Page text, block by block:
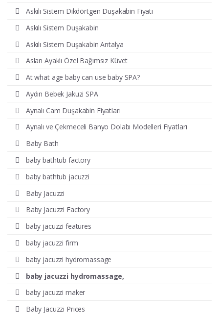
Askılı Sistem Dikdörtgen Duşakabin Fiyatı
Askılı Sistem Duşakabin
Askılı Sistem Duşakabin Antalya
Aslan Ayaklı Özel Bağımsız Küvet
At what age baby can use baby SPA?
Aydın Bebek Jakuzi SPA
Aynalı Cam Duşakabin Fiyatları
Aynalı ve Çekmeceli Banyo Dolabı Modelleri Fiyatları
Baby Bath
baby bathtub factory
baby bathtub jacuzzi
Baby Jacuzzi
Baby Jacuzzi Factory
baby jacuzzi features
baby jacuzzi firm
baby jacuzzi hydromassage
baby jacuzzi hydromassage,
baby jacuzzi maker
Baby Jacuzzi Prices